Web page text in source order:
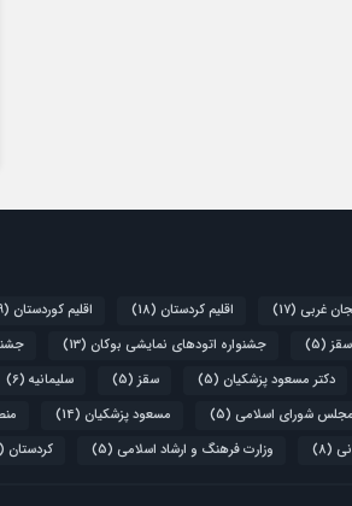
غربی (17) اقلیم کردستان (18) اقلیم کوردستان (9)
(5) جشنواره اتودهای نمایشی بوکان (13)
دکتر مسعود پزشکیان (5) سقز (5) سلیمانیه (6)
مجلس شورای اسلامی (5) مسعود پزشکیان (14)
(8) وزارت فرهنگ و ارشاد اسلامی (5) کردستان (7)